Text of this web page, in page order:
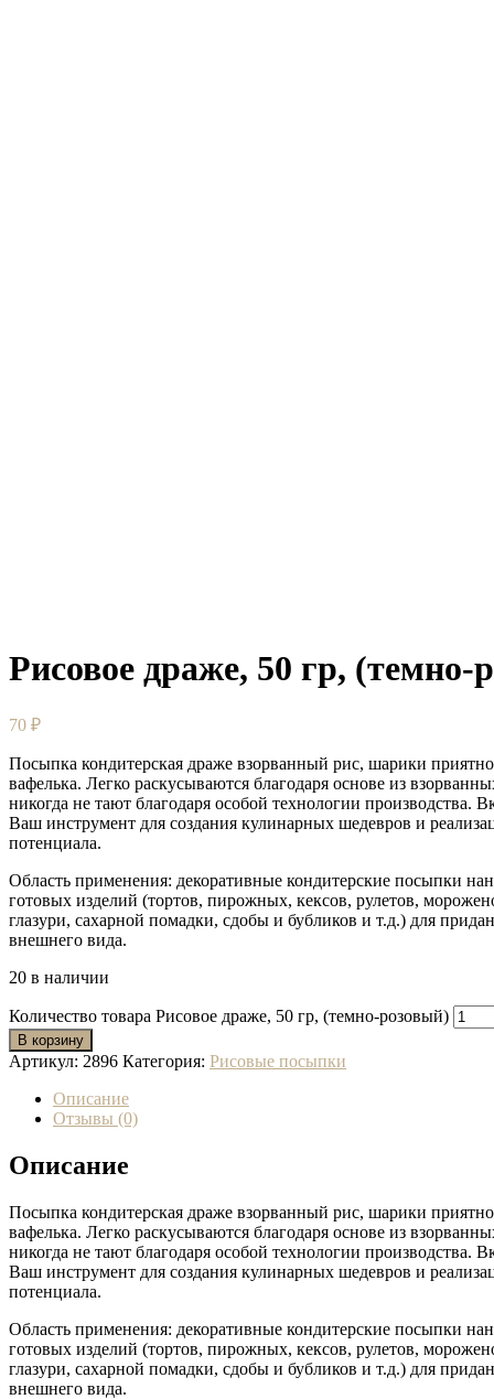
Рисовое драже, 50 гр, (темно-
70 ₽
Посыпка кондитерская драже взорванный рис, шарики приятно
вафелька. Легко раскусываются благодаря основе из
никогда не тают благодаря особой технологии производства.
Ваш инструмент для создания кулинарных шедевров и
потенциала.
Область применения: декоративные кондитерские посыпки
готовых изделий (тортов, пирожных, кексов, рулетов,
глазури, сахарной помадки, сдобы и бубликов и т.д.) для
внешнего вида.
20 в наличии
Количество товара Рисовое драже, 50 гр, (темно-розовый)
В корзину
Артикул: 2896 Категория: Рисовые посыпки
Описание
Отзывы (0)
Описание
Посыпка кондитерская драже взорванный рис, шарики приятно
вафелька. Легко раскусываются благодаря основе из
никогда не тают благодаря особой технологии производства.
Ваш инструмент для создания кулинарных шедевров и
потенциала.
Область применения: декоративные кондитерские посыпки
готовых изделий (тортов, пирожных, кексов, рулетов,
глазури, сахарной помадки, сдобы и бубликов и т.д.) для
внешнего вида.